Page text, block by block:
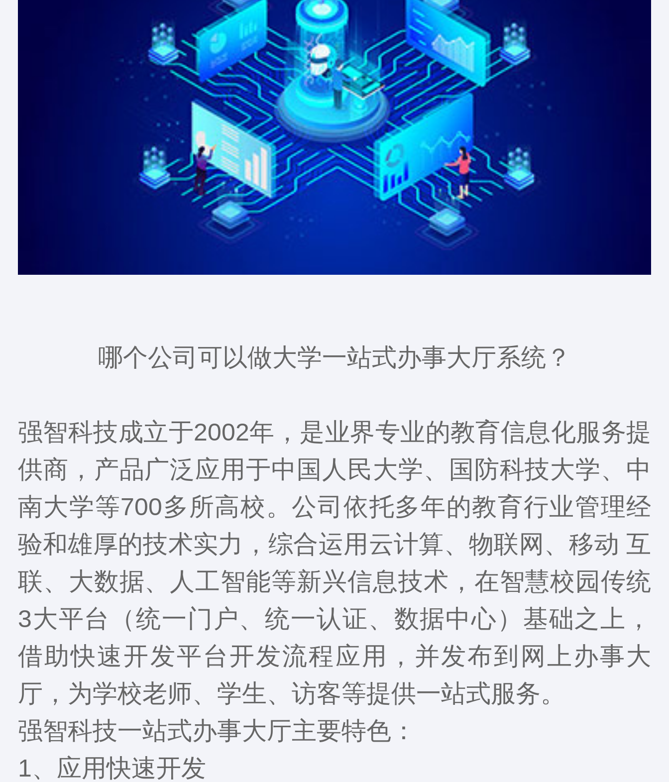
哪个公司可以做大学一站式办事大厅系统？
强智科技成立于2002年，是业界专业的教育信息化服务提
供商，产品广泛应用于中国人民大学、国防科技大学、中
南大学等700多所高校。公司依托多年的教育行业管理经
验和雄厚的技术实力，综合运用云计算、物联网、移动 互
联、大数据、人工智能等新兴信息技术，在智慧校园传统
3大平台（统一门户、统一认证、数据中心）基础之上，
借助快速开发平台开发流程应用，并发布到网上办事大
厅，为学校老师、学生、访客等提供一站式服务。
强智科技一站式办事大厅主要特色：
1、应用快速开发